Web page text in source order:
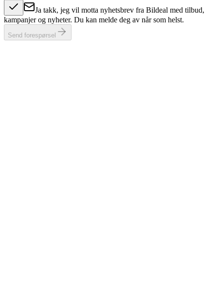
Ja takk, jeg vil motta nyhetsbrev fra Bildeal med tilbud,
kampanjer og nyheter. Du kan melde deg av når som helst.
Send forespørsel